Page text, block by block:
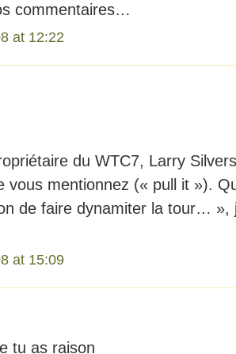
commentaires…
at 12:22
du WTC7, Larry
vous mentionnez (« pull it »).
de faire dynamiter la tour… »,
at 15:09
tu as raison